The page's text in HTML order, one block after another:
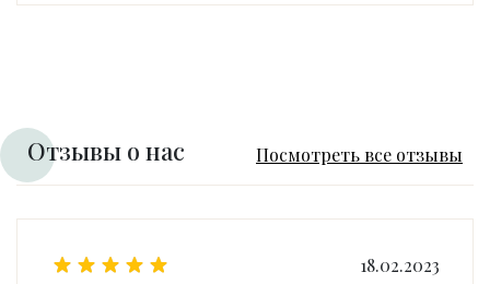
Отзывы о нас Посмотреть все отзывы
18.02.2023